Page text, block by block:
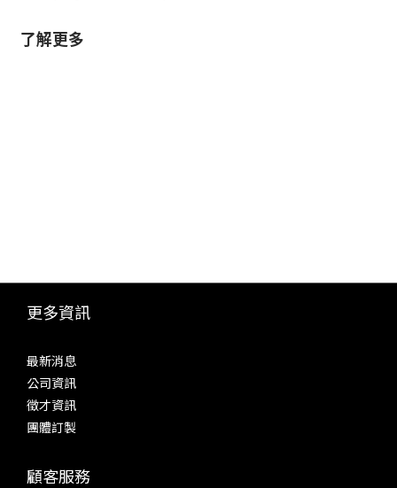
了解更多
更多資訊
最新消息
公司資訊
徵才資訊
團體訂製
顧客服務